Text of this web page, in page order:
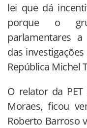
lei que dá
porque o
parlamentares
das
República Michel
O relator da
Moraes, ficou
Roberto Barroso